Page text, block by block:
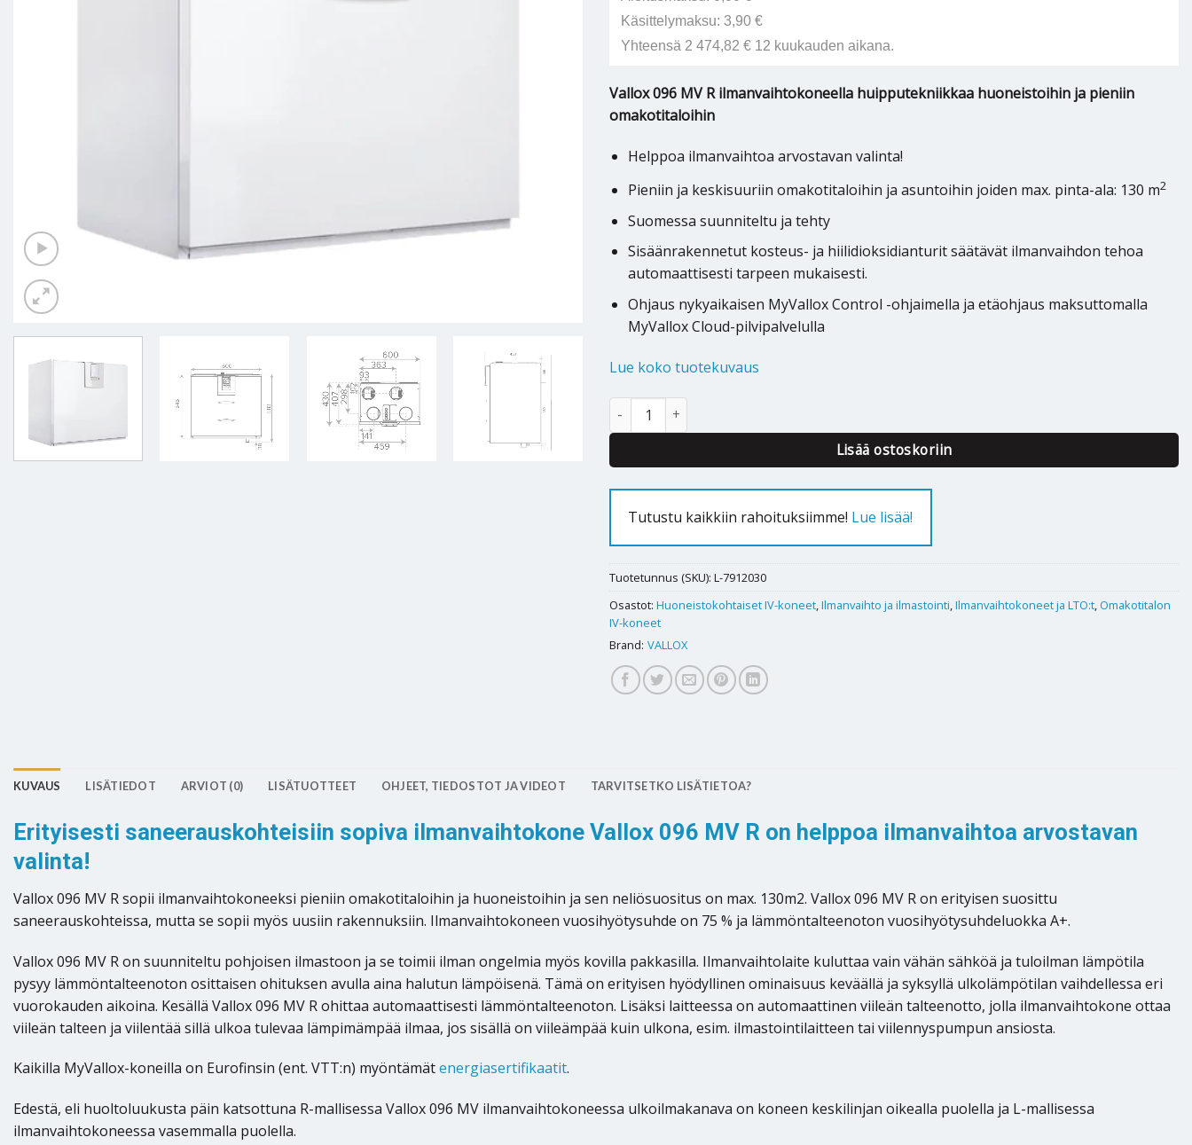
Käsittelymaksu: 3,90 €
Yhteensä 2 474,82 € 12 kuukauden aikana.
Vallox 096 MV R ilmanvaihtokoneella huipputekniikkaa huoneistoihin ja pieniin
omakotitaloihin
Helppoa ilmanvaihtoa arvostavan valinta!
Pieniin ja keskisuuriin omakotitaloihin ja asuntoihin joiden max. pinta-ala: 130 m2
Suomessa suunniteltu ja tehty
Sisäänrakennetut kosteus- ja hiilidioksidianturit säätävät ilmanvaihdon tehoa
automaattisesti tarpeen mukaisesti.
Ohjaus nykyaikaisen MyVallox Control -ohjaimella ja etäohjaus maksuttomalla
MyVallox Cloud-pilvipalvelulla
Lue koko tuotekuvaus
Ilmanvaihtokone Vallox 096 MV R määrä
Lisää ostoskoriin
Tutustu kaikkiin rahoituksiimme! Lue lisää!
Tuotetunnus (SKU): L-7912030
Osastot: Huoneistokohtaiset IV-koneet,Ilmanvaihto ja ilmastointi,Ilmanvaihtokoneet ja LTO:t, Omakotitalon
IV-koneet
Brand: VALLOX
KUVAUS LISÄTIEDOT ARVIOT (0) LISÄTUOTTEET OHJEET, TIEDOSTOT JA VIDEOT TARVITSETKO LISÄTIETOA?
Erityisesti saneerauskohteisiin sopiva ilmanvaihtokone Vallox 096 MV R on helppoa ilmanvaihtoa arvostavan
valinta!
Vallox 096 MV R sopii ilmanvaihtokoneeksi pieniin omakotitaloihin ja huoneistoihin ja sen neliösuositus on max. 130m2. Vallox 096 MV R on erityisen suosittu
saneerauskohteissa, mutta se sopii myös uusiin rakennuksiin. Ilmanvaihtokoneen vuosihyötysuhde on 75 % ja lämmöntalteenoton vuosihyötysuhdeluokka A+.
Vallox 096 MV R on suunniteltu pohjoisen ilmastoon ja se toimii ilman ongelmia myös kovilla pakkasilla. Ilmanvaihtolaite kuluttaa vain vähän sähköä ja tuloilman lämpötila
pysyy lämmöntalteenoton osittaisen ohituksen avulla aina halutun lämpöisenä. Tämä on erityisen hyödyllinen ominaisuus keväällä ja syksyllä ulkolämpötilan vaihdellessa eri
vuorokauden aikoina. Kesällä Vallox 096 MV R ohittaa automaattisesti lämmöntalteenoton. Lisäksi laitteessa on automaattinen viileän talteenotto, jolla ilmanvaihtokone ottaa
viileän talteen ja viilentää sillä ulkoa tulevaa lämpimämpää ilmaa, jos sisällä on viileämpää kuin ulkona, esim. ilmastointilaitteen tai viilennyspumpun ansiosta.
Kaikilla MyVallox-koneilla on Eurofinsin (ent. VTT:n) myöntämätenergiasertifikaatit.
Edestä, eli huoltoluukusta päin katsottuna R-mallisessa Vallox 096 MV ilmanvaihtokoneessa ulkoilmakanava on koneen keskilinjan oikealla puolella ja L-mallisessa
ilmanvaihtokoneessa vasemmalla puolella.